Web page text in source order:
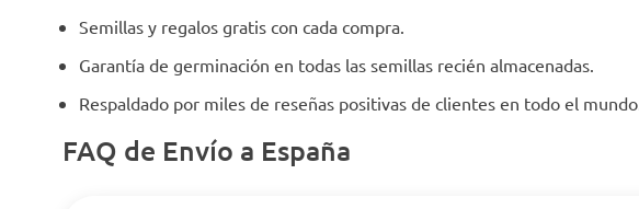
Semillas y regalos gratis con cada compra.
Garantía de germinación en todas las semillas recién almacenadas.
Respaldado por miles de reseñas positivas de clientes en todo el mundo.
FAQ de Envío a España